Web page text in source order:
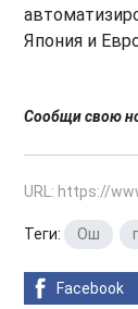
Япония и
Сообщи свою
URL: https://
Теги: Ош
Facebook